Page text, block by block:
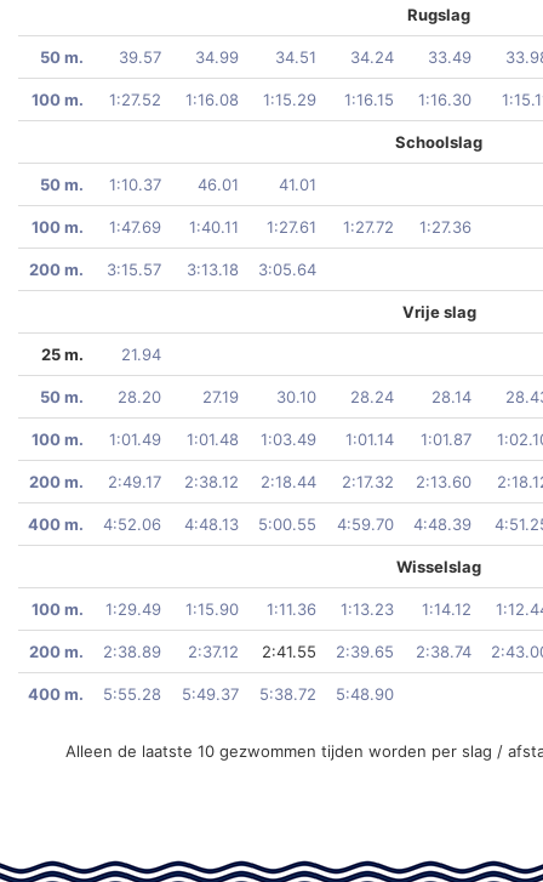
Rugslag
50 m. 39.57 34.99 34.51 34.24 33.49
100 m. 1:27.52 1:16.08 1:15.29 1:16.15 1:16.30
Schoolslag
50 m. 1:10.37 46.01 41.01
100 m. 1:47.69 1:40.11 1:27.61 1:27.72 1:27.36
200 m. 3:15.57 3:13.18 3:05.64
Vrije slag
25 m. 21.94
50 m. 28.20 27.19 30.10 28.24 28.14
100 m. 1:01.49 1:01.48 1:03.49 1:01.14 1:01.87
200 m. 2:49.17 2:38.12 2:18.44 2:17.32 2:13.60
400 m. 4:52.06 4:48.13 5:00.55 4:59.70 4:48.39
Wisselslag
100 m. 1:29.49 1:15.90 1:11.36 1:13.23 1:14.12
200 m. 2:38.89 2:37.12 2:41.55 2:39.65 2:38.74
400 m. 5:55.28 5:49.37 5:38.72 5:48.90
Alleen de laatste 10 gezwommen tijden worden per slag /